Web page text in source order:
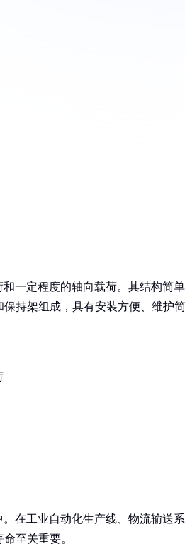
一定程度的轴向载荷。其结构简
持架组成，具有安装方便、维护简
在工业自动化生产线、物流输送
至关重要。